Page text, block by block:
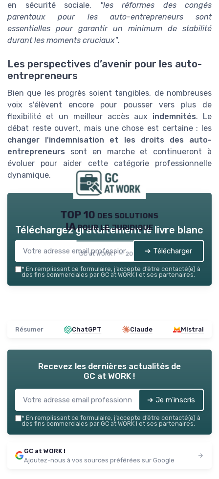
en sécurité sociale,
"les réformes des congés
parentaux pour les auto-entrepreneurs sont
essentielles pour garantir un minimum de stabilité
durant les moments cruciaux".
Les perspectives d’avenir pour les auto-
entrepreneurs
Bien que les progrès soient tangibles, de nombreuses
voix s'élèvent encore pour pousser vers plus de
flexibilité et un meilleur accès aux indemnités. Le
débat reste ouvert, mais une chose est certaine : les
changer l'indemnisation et les droits des auto-
entrepreneurs sont en marche et continueront à
évoluer pour aider cette catégorie professionnelle
dynamique.
TOP 10 des solutions
IA pour le juridique
GC at WORK ! — 2026
Téléchargez gratuitement le livre blanc
➔ Télécharger
* En remplissant ce formulaire, j’accepte d’être contacté(e) à
des fins commerciales par GC at WORK ! et ses partenaires.
Résumer ChatGPT Claude Mistral
Recevez les dernières actualités de
GC at WORK !
➔ Je m'inscris
* En remplissant ce formulaire, j’accepte d’être contacté(e) à
des fins commerciales par GC at WORK ! et ses partenaires.
GC at WORK !
Ajoutez-nous à vos sources préférées sur Google